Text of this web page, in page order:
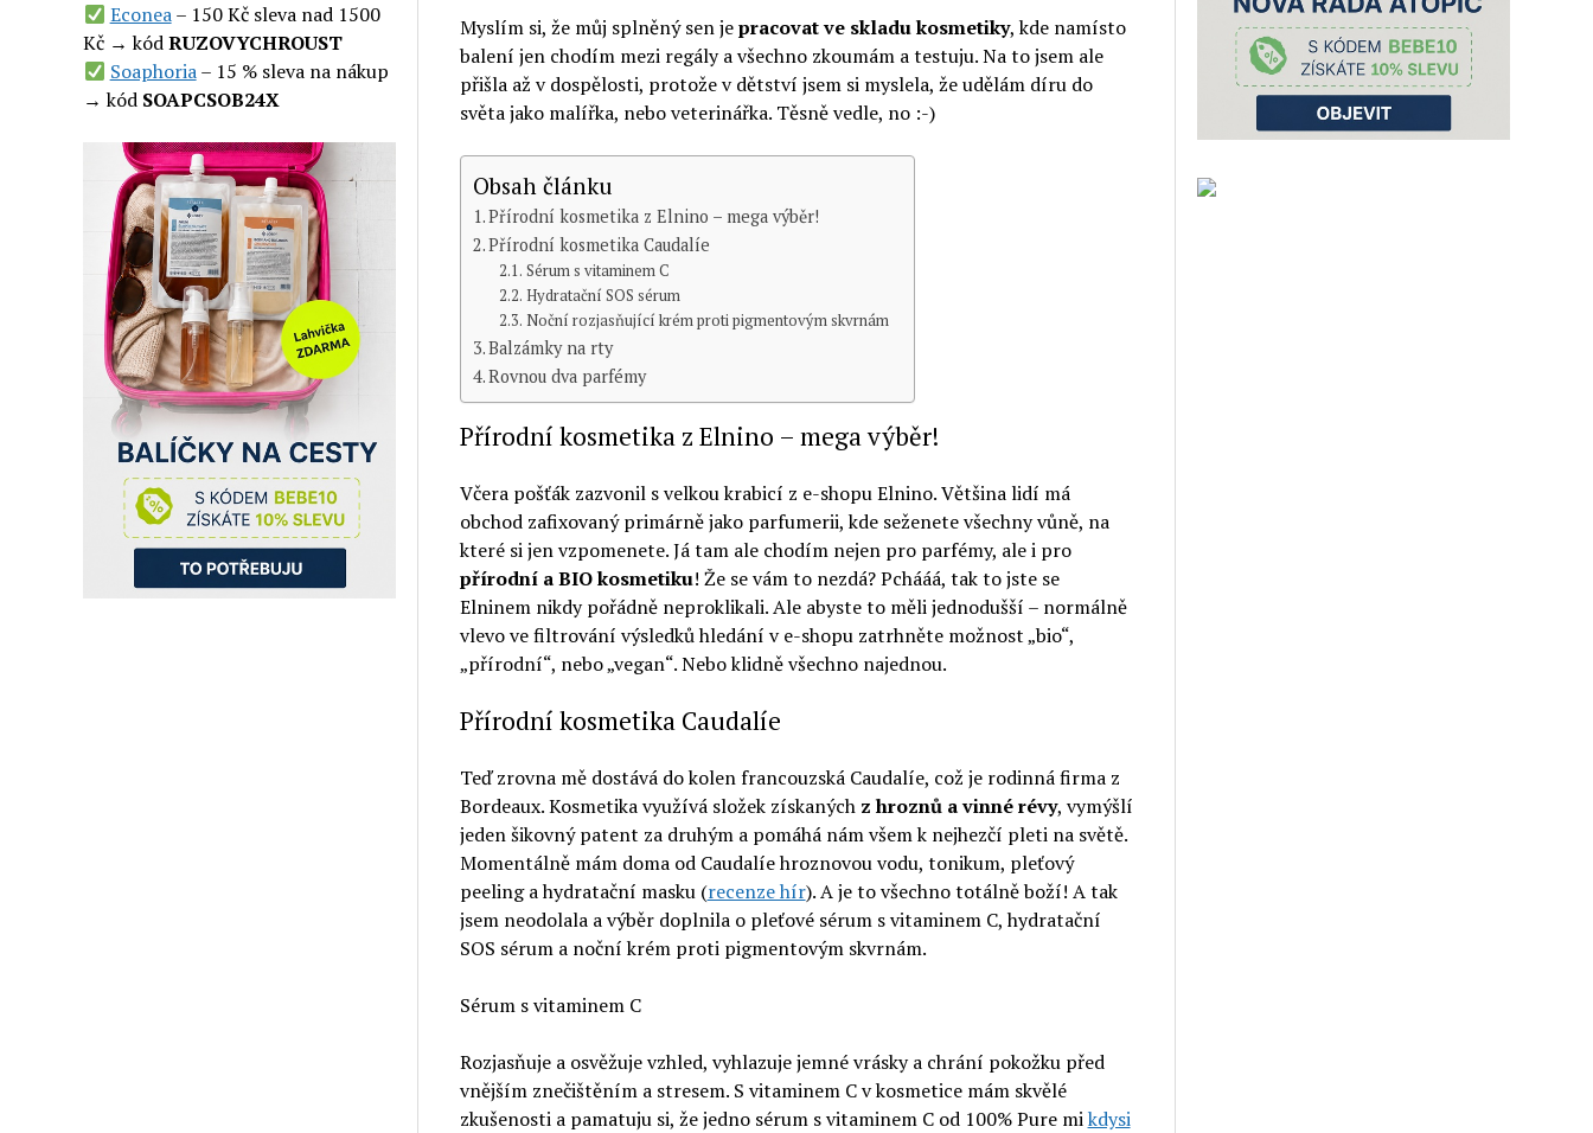
Econea– 150 Kč sleva nad 1500
Kč → kódRUZOVYCHROUST
Soaphoria– 15 % sleva na nákup
→ kód SOAPCSOB24X
Myslím si, že můj splněný sen jepracovat ve skladu kosmetiky, kde namísto
balení jen chodím mezi regály a všechno zkoumám a testuju. Na to jsem ale
přišla až v dospělosti, protože v dětství jsem si myslela, že udělám díru do
světa jako malířka, nebo veterinářka. Těsně vedle, no :-)
Obsah článku
Přírodní kosmetika z Elnino – mega výběr!
Přírodní kosmetika Caudalíe
Sérum s vitaminem C
Hydratační SOS sérum
Noční rozjasňující krém proti pigmentovým skvrnám
Balzámky na rty
Rovnou dva parfémy
Přírodní kosmetika z Elnino – mega výběr!
Včera pošťák zazvonil s velkou krabicí z e-shopu Elnino. Většina lidí má
obchod zafixovaný primárně jako parfumerii, kde seženete všechny vůně, na
které si jen vzpomenete. Já tam ale chodím nejen pro parfémy, ale i pro
přírodní a BIO kosmetiku! Že se vám to nezdá? Pchááá, tak to jste se
Elninem nikdy pořádně neproklikali. Ale abyste to měli jednodušší – normálně
vlevo ve filtrování výsledků hledání v e-shopu zatrhněte možnost „bio“,
„přírodní“, nebo „vegan“. Nebo klidně všechno najednou.
Přírodní kosmetika Caudalíe
Teď zrovna mě dostává do kolen francouzská Caudalíe, což je rodinná firma z
Bordeaux. Kosmetika využívá složek získaných z hroznů a vinné révy, vymýšlí
jeden šikovný patent za druhým a pomáhá nám všem k nejhezčí pleti na světě.
Momentálně mám doma od Caudalíe hroznovou vodu, tonikum, pleťový
peeling a hydratační masku (recenze hír). A je to všechno totálně boží! A tak
jsem neodolala a výběr doplnila o pleťové sérum s vitaminem C, hydratační
SOS sérum a noční krém proti pigmentovým skvrnám.
Sérum s vitaminem C
Rozjasňuje a osvěžuje vzhled, vyhlazuje jemné vrásky a chrání pokožku před
vnějším znečištěním a stresem. S vitaminem C v kosmetice mám skvělé
zkušenosti a pamatuju si, že jedno sérum s vitaminem C od 100% Pure mikdysi